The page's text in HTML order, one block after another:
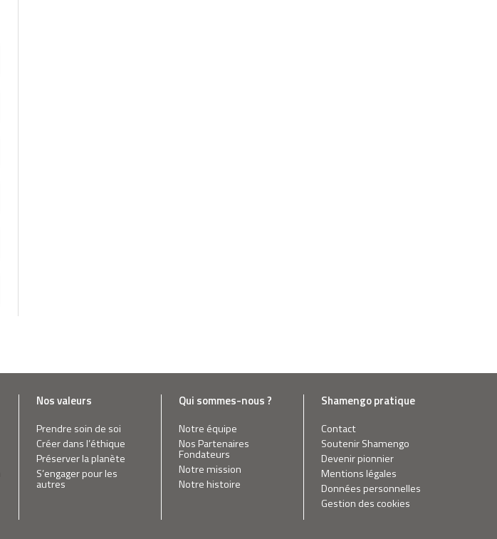
Nos valeurs
Prendre soin de soi
Créer dans l’éthique
Préserver la planète
S’engager pour les
autres
Qui sommes-nous ?
Notre équipe
Nos Partenaires
Fondateurs
Notre mission
Notre histoire
Shamengo pratique
Contact
Soutenir Shamengo
Devenir pionnier
Mentions légales
Données personnelles
Gestion des cookies